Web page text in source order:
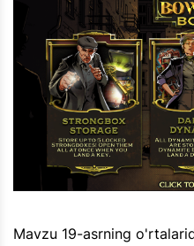
Mavzu 19-asrning